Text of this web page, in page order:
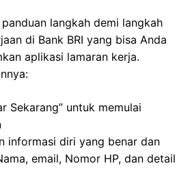
langkah demi langkah
di Bank BRI yang bisa Anda
aplikasi lamaran kerja.
Sekarang” untuk memulai
informasi diri yang benar dan
email, Nomor HP, dan detail